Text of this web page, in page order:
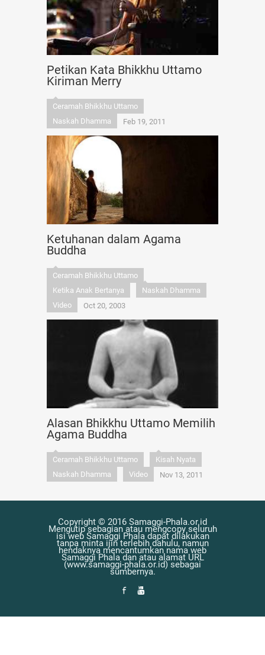
Petikan Kata Bhikkhu Uttamo
Kiriman Merry
Ceramah Bhikkhu Uttamo
Naskah Dhamma
Feb 19, 2011
Ketuhanan dalam Agama
Buddha
Ceramah Bhikkhu Uttamo
Ketika Anak Bertanya
Naskah Dhamma
Video
Oct 20, 2003
Alasan Bhikkhu Uttamo Memilih
Agama Buddha
Ceramah Bhikkhu Uttamo
Kisah Nyata
Naskah Dhamma
Video Nov 13, 2011
Copyright © 2016 Samaggi-Phala.or.id
Mengutip sebagian atau mengcopy seluruh
isi web Samaggi Phala dapat dilakukan
tanpa minta ijin terlebih dahulu, namun
hendaknya mencantumkan nama web
Samaggi Phala dan atau alamat URL
(www.samaggi-phala.or.id) sebagai
sumbernya.